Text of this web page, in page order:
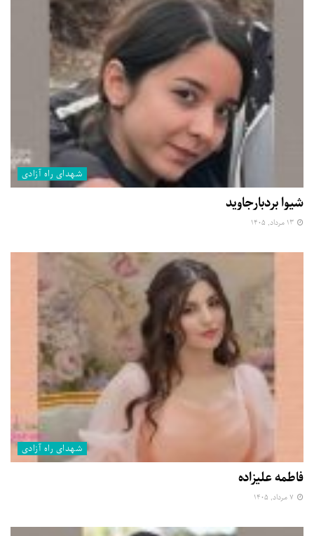
شهدای راه آزادی
شیوا بردبارجاوید
شهدای راه آزادی
فاطمه علیزاده